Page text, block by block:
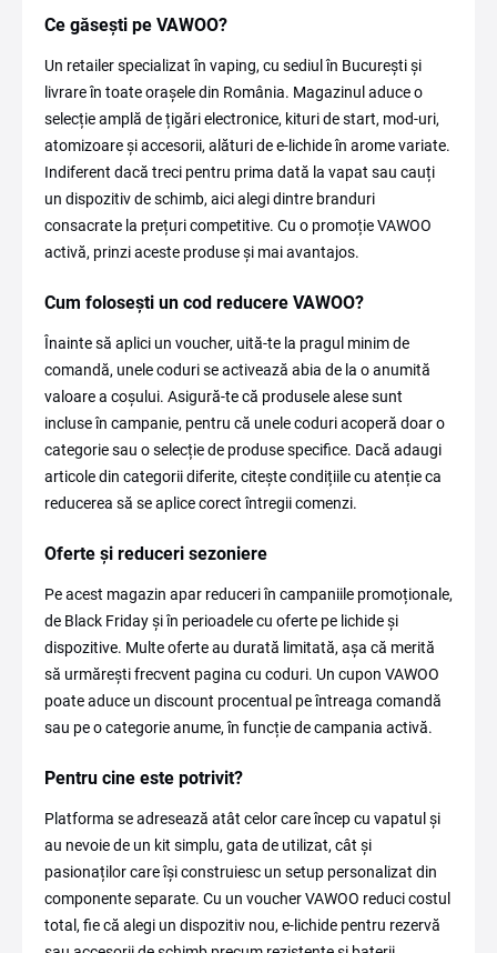
Ce găsești pe VAWOO?
Un retailer specializat în vaping, cu sediul în București și
livrare în toate orașele din România. Magazinul aduce o
selecție amplă de țigări electronice, kituri de start, mod-uri,
atomizoare și accesorii, alături de e-lichide în arome variate.
Indiferent dacă treci pentru prima dată la vapat sau cauți
un dispozitiv de schimb, aici alegi dintre branduri
consacrate la prețuri competitive. Cu o promoție VAWOO
activă, prinzi aceste produse și mai avantajos.
Cum folosești un cod reducere VAWOO?
Înainte să aplici un voucher, uită-te la pragul minim de
comandă, unele coduri se activează abia de la o anumită
valoare a coșului. Asigură-te că produsele alese sunt
incluse în campanie, pentru că unele coduri acoperă doar o
categorie sau o selecție de produse specifice. Dacă adaugi
articole din categorii diferite, citește condițiile cu atenție ca
reducerea să se aplice corect întregii comenzi.
Oferte și reduceri sezoniere
Pe acest magazin apar reduceri în campaniile promoționale,
de Black Friday și în perioadele cu oferte pe lichide și
dispozitive. Multe oferte au durată limitată, așa că merită
să urmărești frecvent pagina cu coduri. Un cupon VAWOO
poate aduce un discount procentual pe întreaga comandă
sau pe o categorie anume, în funcție de campania activă.
Pentru cine este potrivit?
Platforma se adresează atât celor care încep cu vapatul și
au nevoie de un kit simplu, gata de utilizat, cât și
pasionaților care își construiesc un setup personalizat din
componente separate. Cu un voucher VAWOO reduci costul
total, fie că alegi un dispozitiv nou, e-lichide pentru rezervă